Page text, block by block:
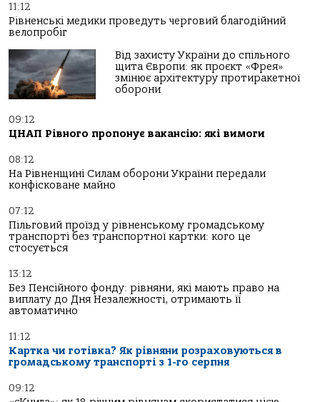
11:12
Рівненські медики проведуть черговий благодійний
велопробіг
Від захисту України до спільного
щита Європи: як проєкт «Фрея»
змінює архітектуру протиракетної
оборони
09:12
ЦНАП Рівного пропонує вакансію: які вимоги
08:12
На Рівненщині Силам оборони України передали
конфісковане майно
07:12
Пільговий проїзд у рівненському громадському
транспорті без транспортної картки: кого це
стосується
13:12
Без Пенсійного фонду: рівняни, які мають право на
виплату до Дня Незалежності, отримають її
автоматично
11:12
Картка чи готівка? Як рівняни розраховуються в
громадському транспорті з 1-го серпня
09:12